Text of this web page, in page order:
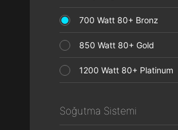
700 Watt 80+ Bronz
850 Watt 80+ Gold
1200 Watt 80+ Platinum
Soğutma Sistemi